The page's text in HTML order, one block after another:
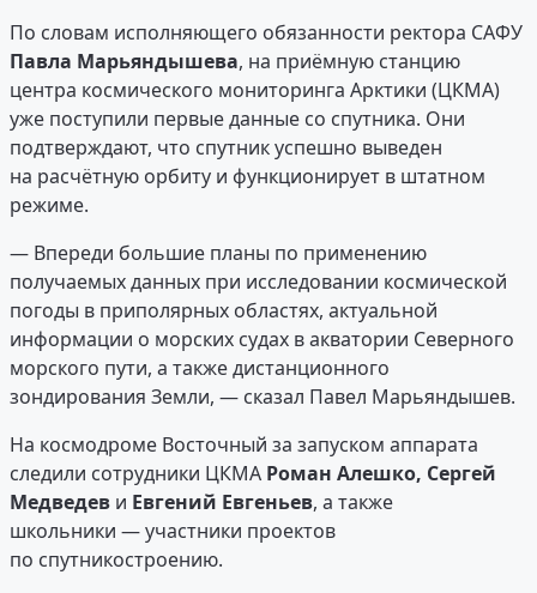
По словам исполняющего обязанности ректора САФУ
Павла Марьяндышева, на приёмную станцию
центра космического мониторинга Арктики (ЦКМА)
уже поступили первые данные со спутника. Они
подтверждают, что спутник успешно выведен
на расчётную орбиту и функционирует в штатном
режиме.
— Впереди большие планы по применению
получаемых данных при исследовании космической
погоды в приполярных областях, актуальной
информации о морских судах в акватории Северного
морского пути, а также дистанционного
зондирования Земли, — сказал Павел Марьяндышев.
На космодроме Восточный за запуском аппарата
следили сотрудники ЦКМА Роман Алешко, Сергей
Медведев и Евгений Евгеньев, а также
школьники — участники проектов
по спутникостроению.